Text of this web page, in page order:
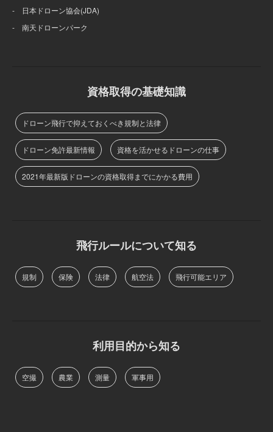
- 日本ドローン協会(JDA)
- 南天ドローンパーク
資格取得の基礎知識
ドローン飛行で抑えておくべき規制と法律
ドローン免許最新情報 資格を活かせるドローンの仕事
2021年最新版ドローンの資格取得までにかかる費用
飛行ルールについて知る
規制 保険 法律 航空法 飛行可能エリア
利用目的から知る
空撮 農業 測量 軍事用